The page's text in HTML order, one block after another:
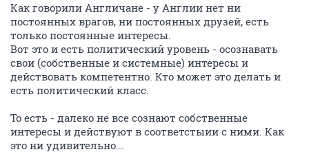
Как говорили Англичане - у Англии нет ни
постоянных врагов, ни постоянных друзей, есть
только постоянные интересы.
Вот это и есть политический уровень - осознавать
свои (собственные и системные) интересы и
действовать компетентно. Кто может это делать и
есть политический класс.
То есть - далеко не все сознают собственные
интересы и действуют в соответстыии с ними. Как
это ни удивительно...